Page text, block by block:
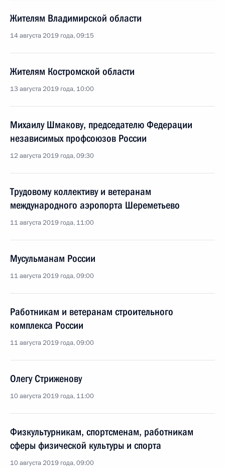
Жителям Владимирской области
14 августа 2019 года, 09:15
Жителям Костромской области
13 августа 2019 года, 10:00
Михаилу Шмакову, председателю Федерации
независимых профсоюзов России
12 августа 2019 года, 09:30
Трудовому коллективу и ветеранам
международного аэропорта Шереметьево
11 августа 2019 года, 11:00
Мусульманам России
11 августа 2019 года, 09:00
Работникам и ветеранам строительного
комплекса России
11 августа 2019 года, 09:00
Олегу Стриженову
10 августа 2019 года, 11:00
Физкультурникам, спортсменам, работникам
сферы физической культуры и спорта
10 августа 2019 года, 09:00